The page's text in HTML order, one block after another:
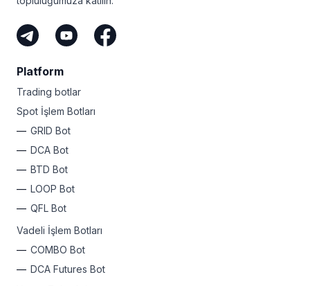
Platform
Trading botlar
Spot İşlem Botları
GRID Bot
DCA Bot
BTD Bot
LOOP Bot
QFL Bot
Vadeli İşlem Botları
COMBO Bot
DCA Futures Bot